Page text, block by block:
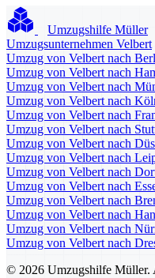
Umzugshilfe Müller
Umzugsunternehmen Velbert
Umzug von Velbert nach
Umzug von Velbert nach
Umzug von Velbert nach
Umzug von Velbert nach
Umzug von Velbert nach
Umzug von Velbert nach
Umzug von Velbert nach
Umzug von Velbert nach
Umzug von Velbert nach
Umzug von Velbert nach
Umzug von Velbert nach
Umzug von Velbert nach
Umzug von Velbert nach
Umzug von Velbert nach
© 2026 Umzugshilfe Müller.